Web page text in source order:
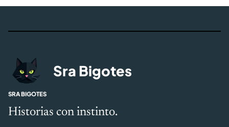
Sra Bigotes
SRA BIGOTES
Historias con instinto.